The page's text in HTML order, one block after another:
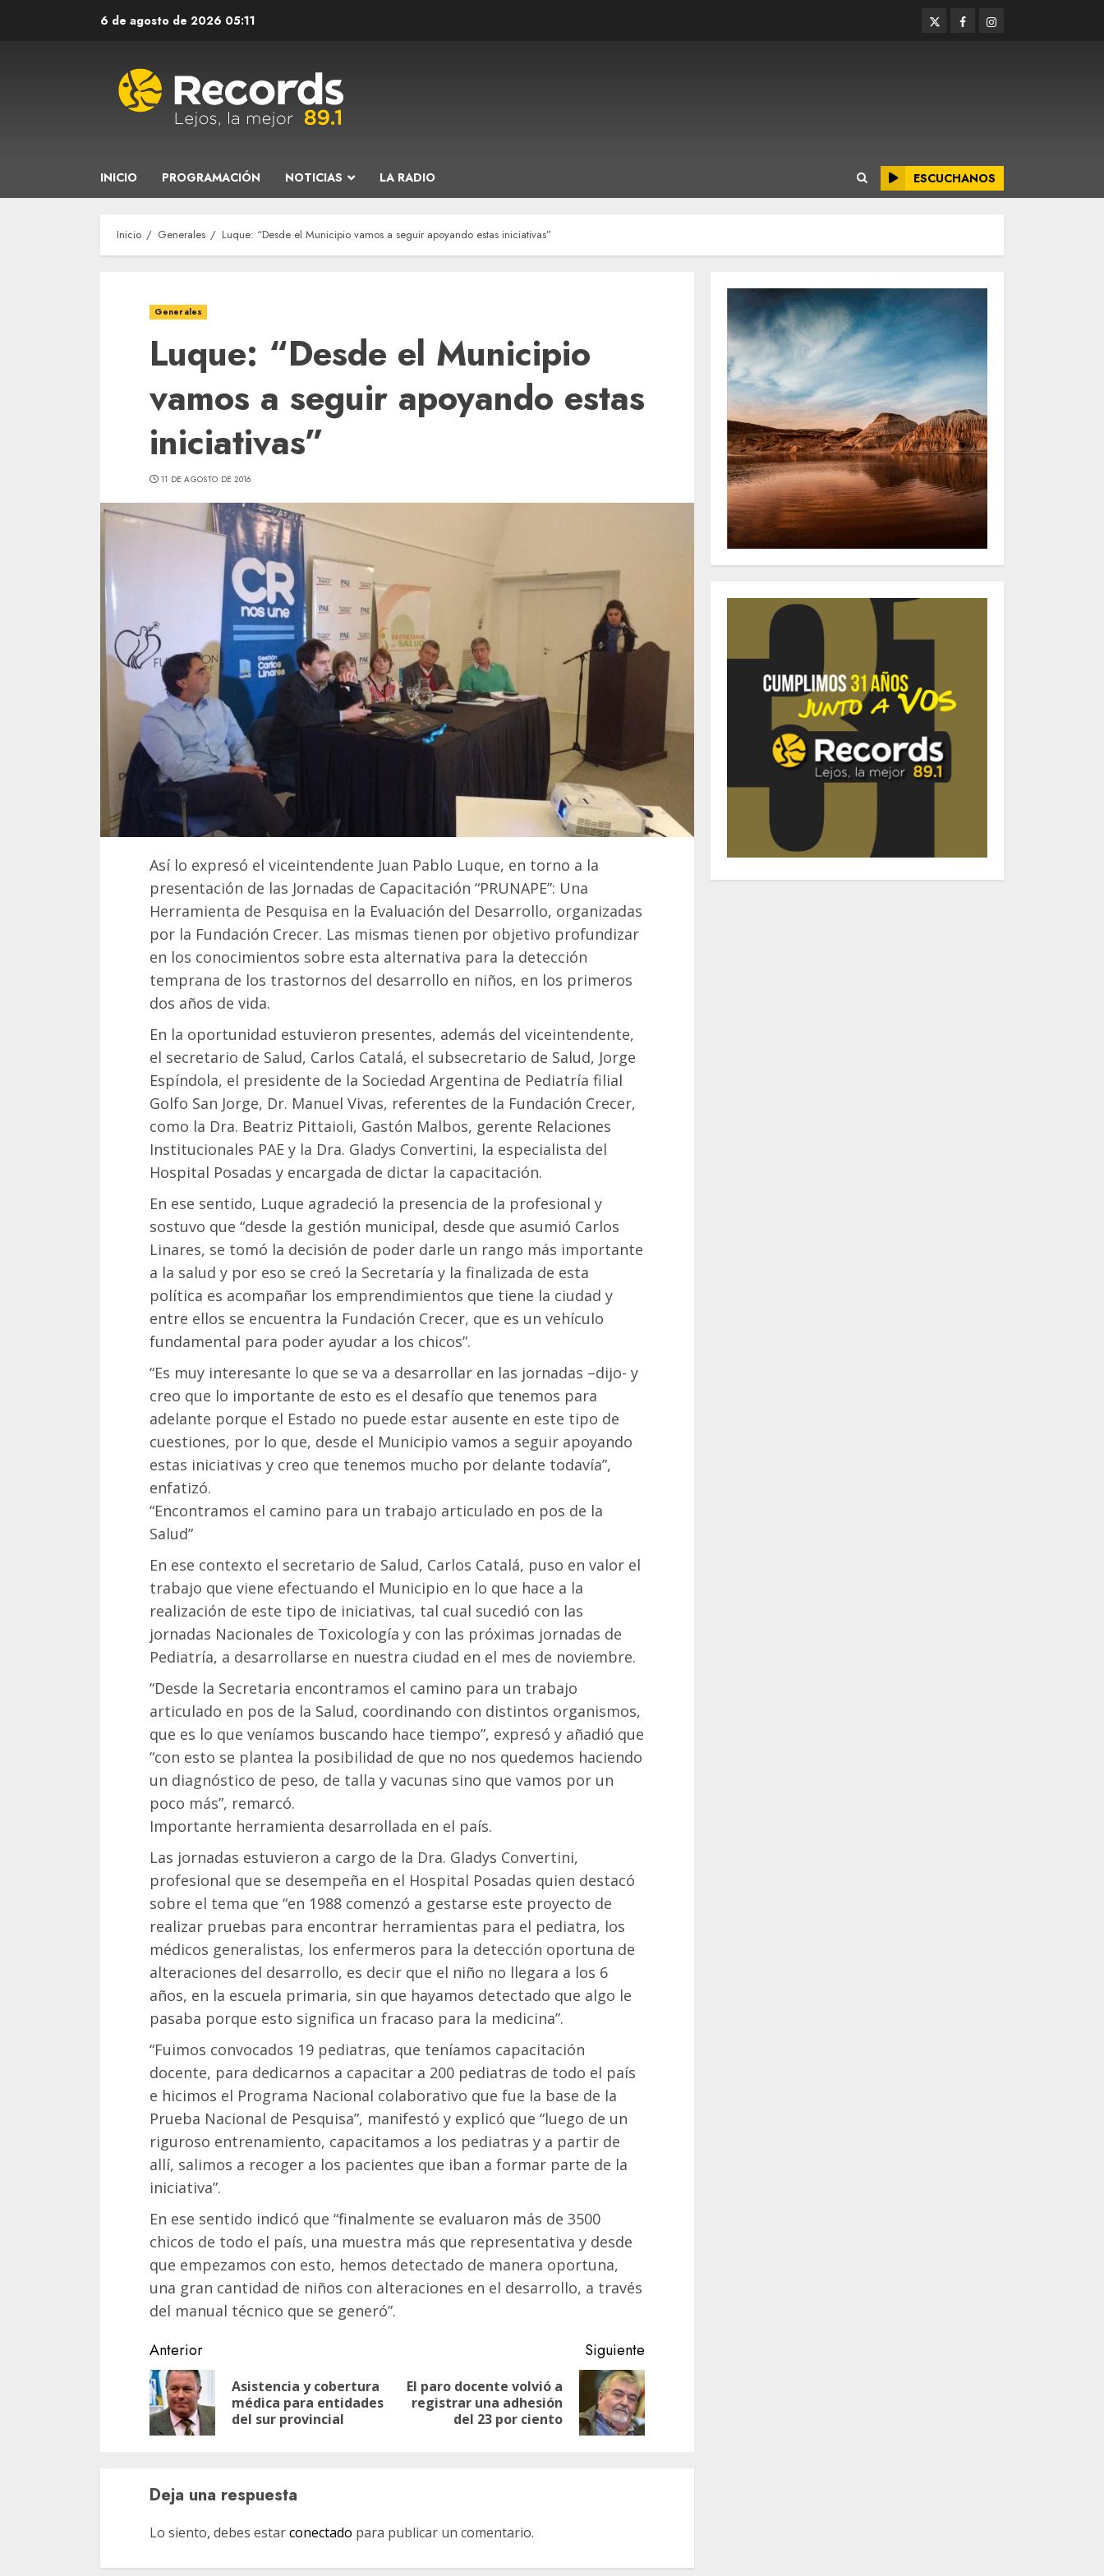
6 de agosto de 2026 05:11 TwitterFacebookInstagram
INICIO PROGRAMACIÓN NOTICIAS LA RADIO ESCUCHANOS
Inicio Generales Luque: “Desde el Municipio vamos a seguir apoyando estas iniciativas”
Generales
Luque: “Desde el Municipio
vamos a seguir apoyando estas
iniciativas”
11 DE AGOSTO DE 2016
Así lo expresó el viceintendente Juan Pablo Luque, en torno a la
presentación de las Jornadas de Capacitación “PRUNAPE”: Una
Herramienta de Pesquisa en la Evaluación del Desarrollo, organizadas
por la Fundación Crecer. Las mismas tienen por objetivo profundizar
en los conocimientos sobre esta alternativa para la detección
temprana de los trastornos del desarrollo en niños, en los primeros
dos años de vida.
En la oportunidad estuvieron presentes, además del viceintendente,
el secretario de Salud, Carlos Catalá, el subsecretario de Salud, Jorge
Espíndola, el presidente de la Sociedad Argentina de Pediatría filial
Golfo San Jorge, Dr. Manuel Vivas, referentes de la Fundación Crecer,
como la Dra. Beatriz Pittaioli, Gastón Malbos, gerente Relaciones
Institucionales PAE y la Dra. Gladys Convertini, la especialista del
Hospital Posadas y encargada de dictar la capacitación.
En ese sentido, Luque agradeció la presencia de la profesional y
sostuvo que “desde la gestión municipal, desde que asumió Carlos
Linares, se tomó la decisión de poder darle un rango más importante
a la salud y por eso se creó la Secretaría y la finalizada de esta
política es acompañar los emprendimientos que tiene la ciudad y
entre ellos se encuentra la Fundación Crecer, que es un vehículo
fundamental para poder ayudar a los chicos”.
“Es muy interesante lo que se va a desarrollar en las jornadas –dijo- y
creo que lo importante de esto es el desafío que tenemos para
adelante porque el Estado no puede estar ausente en este tipo de
cuestiones, por lo que, desde el Municipio vamos a seguir apoyando
estas iniciativas y creo que tenemos mucho por delante todavía”,
enfatizó.
“Encontramos el camino para un trabajo articulado en pos de la
Salud”
En ese contexto el secretario de Salud, Carlos Catalá, puso en valor el
trabajo que viene efectuando el Municipio en lo que hace a la
realización de este tipo de iniciativas, tal cual sucedió con las
jornadas Nacionales de Toxicología y con las próximas jornadas de
Pediatría, a desarrollarse en nuestra ciudad en el mes de noviembre.
“Desde la Secretaria encontramos el camino para un trabajo
articulado en pos de la Salud, coordinando con distintos organismos,
que es lo que veníamos buscando hace tiempo”, expresó y añadió que
“con esto se plantea la posibilidad de que no nos quedemos haciendo
un diagnóstico de peso, de talla y vacunas sino que vamos por un
poco más”, remarcó.
Importante herramienta desarrollada en el país.
Las jornadas estuvieron a cargo de la Dra. Gladys Convertini,
profesional que se desempeña en el Hospital Posadas quien destacó
sobre el tema que “en 1988 comenzó a gestarse este proyecto de
realizar pruebas para encontrar herramientas para el pediatra, los
médicos generalistas, los enfermeros para la detección oportuna de
alteraciones del desarrollo, es decir que el niño no llegara a los 6
años, en la escuela primaria, sin que hayamos detectado que algo le
pasaba porque esto significa un fracaso para la medicina”.
“Fuimos convocados 19 pediatras, que teníamos capacitación
docente, para dedicarnos a capacitar a 200 pediatras de todo el país
e hicimos el Programa Nacional colaborativo que fue la base de la
Prueba Nacional de Pesquisa”, manifestó y explicó que “luego de un
riguroso entrenamiento, capacitamos a los pediatras y a partir de
allí, salimos a recoger a los pacientes que iban a formar parte de la
iniciativa”.
En ese sentido indicó que “finalmente se evaluaron más de 3500
chicos de todo el país, una muestra más que representativa y desde
que empezamos con esto, hemos detectado de manera oportuna,
una gran cantidad de niños con alteraciones en el desarrollo, a través
del manual técnico que se generó”.
Navegación
de
entradas
Anterior
Entrada
anterior:
Asistencia y cobertura
médica para entidades
del sur provincial
Siguiente
Siguiente
entrada:
El paro docente volvió a
registrar una adhesión
del 23 por ciento
Deja una respuesta
Lo siento, debes estarconectado para publicar un comentario.